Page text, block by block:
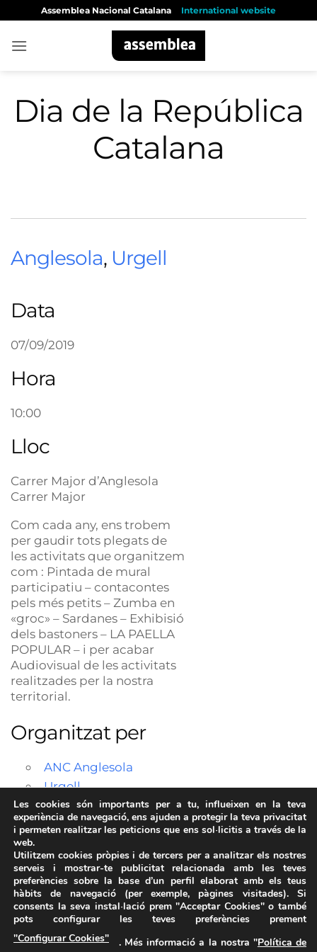
content
Assemblea Nacional Catalana International website
Dia de la República
Catalana
Anglesola, Urgell
Data
07/09/2019
Hora
10:00
Lloc
Carrer Major d’Anglesola
Carrer Major
Com cada any, ens trobem
per gaudir tots plegats de
les activitats que organitzem
com : Pintada de mural
participatiu – contacontes
pels més petits – Zumba en
«groc» – Sardanes – Exhibisió
dels bastoners – LA PAELLA
POPULAR – i per acabar
Audiovisual de les activitats
realitzades per la nostra
territorial.
Organitzat per
ANC Anglesola
Urgell
FAQs
Les cookies són importants per a tu, influeixen en la teva
experiència de navegació, ens ajuden a protegir la teva privacitat
i permeten realitzar les peticions que ens sol·licitis a través de la
web.
Utilitzem cookies pròpies i de tercers per a analitzar els nostres
serveis i mostrar-te publicitat relacionada amb les teves
preferències sobre la base d’un perfil elaborat amb els teus
hàbits de navegació (per exemple, pàgines visitades). Si
consents la seva instal·lació prem "Acceptar Cookies" o també
pots configurar les teves preferències prement
"Configurar Cookies"
. Més informació a la nostra "Política de